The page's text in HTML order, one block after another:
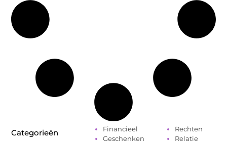
Categorieën
Financieel
Geschenken
Rechten
Relatie